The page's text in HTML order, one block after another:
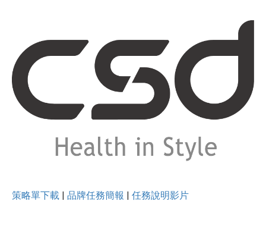
策略單下載 品牌任務簡報 任務說明影片